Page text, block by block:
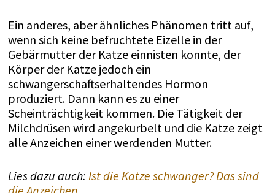
Ein anderes, aber ähnliches Phänomen tritt auf,
wenn sich keine befruchtete Eizelle in der
Gebärmutter der Katze einnisten konnte, der
Körper der Katze jedoch ein
schwangerschaftserhaltendes Hormon
produziert. Dann kann es zu einer
Scheinträchtigkeit kommen. Die Tätigkeit der
Milchdrüsen wird angekurbelt und die Katze zeigt
alle Anzeichen einer werdenden Mutter.
Lies dazu auch: Ist die Katze schwanger? Das sind